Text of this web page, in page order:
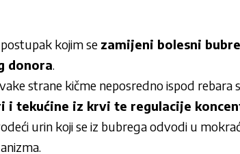
kojim se zamijeni bolesni
donora.
strane kičme neposredno ispod rebara s
tekućine iz krvi te regulacije
urin koji se iz bubrega odvodi u